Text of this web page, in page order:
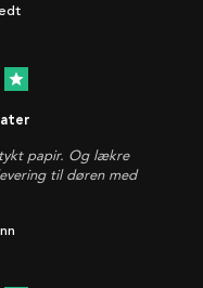
star
papir. Og lækre
til døren med